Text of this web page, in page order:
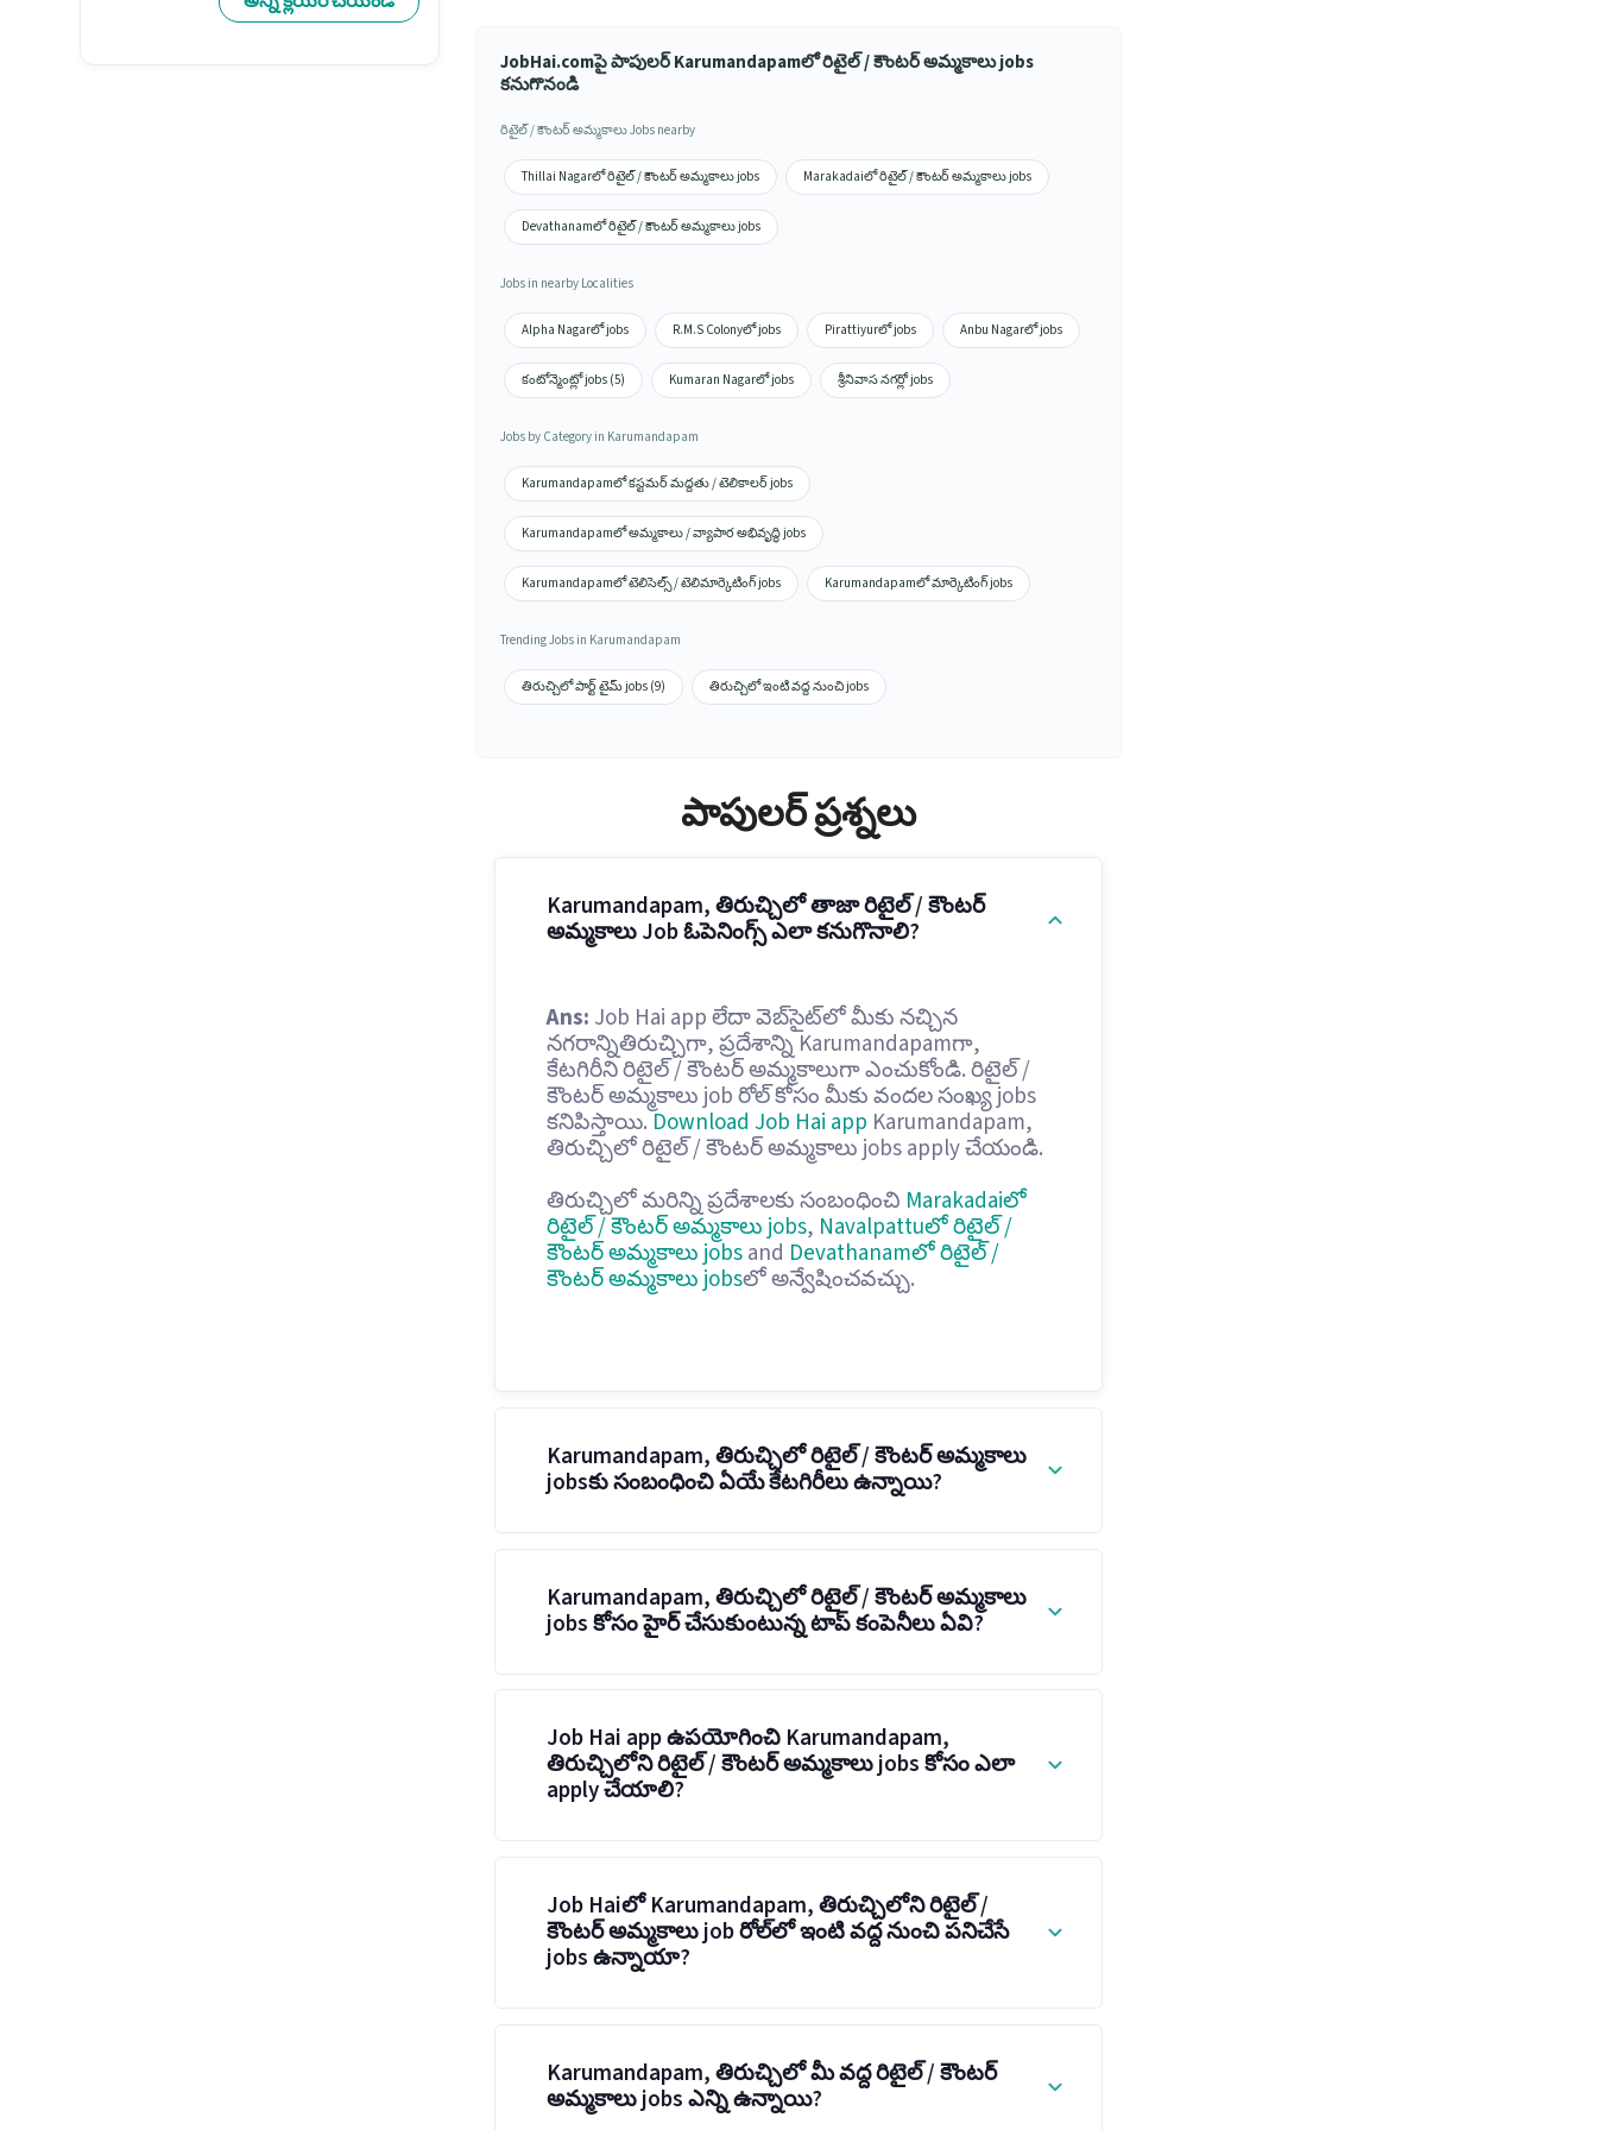
JobHai.comపై పాపులర్ Karumandapamలో రిటైల్ / కౌంటర్ అమ్మకాలు jobs
కనుగొనండి
రిటైల్ / కౌంటర్ అమ్మకాలు Jobs nearby
Thillai Nagarలో రిటైల్ / కౌంటర్ అమ్మకాలు jobs Marakadaiలో రిటైల్ / కౌంటర్ అమ్మకాలు jobs
Devathanamలో రిటైల్ / కౌంటర్ అమ్మకాలు jobs
Jobs in nearby Localities
Alpha Nagarలో jobs R.M.S Colonyలో jobs Pirattiyurలో jobs Anbu Nagarలో jobs
కంటోన్మెంట్లో jobs (5) Kumaran Nagarలో jobs శ్రీనివాస నగర్లో jobs
Jobs by Category in Karumandapam
Karumandapamలో కస్టమర్ మద్దతు / టెలికాలర్ jobs
Karumandapamలో అమ్మకాలు / వ్యాపార అభివృద్ధి jobs
Karumandapamలో టెలిసెల్స్ / టెలిమార్కెటింగ్ jobs Karumandapamలో మార్కెటింగ్ jobs
Trending Jobs in Karumandapam
తిరుచ్చిలో పార్ట్ టైమ్ jobs (9) తిరుచ్చిలో ఇంటి వద్ద నుంచి jobs
పాపులర్ ప్రశ్నలు
Karumandapam, తిరుచ్చిలో తాజా రిటైల్ / కౌంటర్
అమ్మకాలు Job ఓపెనింగ్స్ ఎలా కనుగొనాలి?
Ans: Job Hai app లేదా వెబ్‌సైట్‌లో మీకు నచ్చిన
నగరాన్నితిరుచ్చిగా, ప్రదేశాన్ని Karumandapamగా,
కేటగిరీని రిటైల్ / కౌంటర్ అమ్మకాలుగా ఎంచుకోండి. రిటైల్ /
కౌంటర్ అమ్మకాలు job రోల్ కోసం మీకు వందల సంఖ్య jobs
కనిపిస్తాయి. Download Job Hai app Karumandapam,
తిరుచ్చిలో రిటైల్ / కౌంటర్ అమ్మకాలు jobs apply చేయండి.
తిరుచ్చిలో మరిన్ని ప్రదేశాలకు సంబంధించి Marakadaiలో
రిటైల్ / కౌంటర్ అమ్మకాలు jobs, Navalpattuలో రిటైల్ /
కౌంటర్ అమ్మకాలు jobsand Devathanamలో రిటైల్ /
కౌంటర్ అమ్మకాలు jobsలో అన్వేషించవచ్చు.
Karumandapam, తిరుచ్చిలో రిటైల్ / కౌంటర్ అమ్మకాలు
jobsకు సంబంధించి ఏయే కేటగిరీలు ఉన్నాయి?
Karumandapam, తిరుచ్చిలో రిటైల్ / కౌంటర్ అమ్మకాలు
jobs కోసం హైర్ చేసుకుంటున్న టాప్ కంపెనీలు ఏవి?
Job Hai app ఉపయోగించి Karumandapam,
తిరుచ్చిలోని రిటైల్ / కౌంటర్ అమ్మకాలు jobs కోసం ఎలా
apply చేయాలి?
Job Haiలో Karumandapam, తిరుచ్చిలోని రిటైల్ /
కౌంటర్ అమ్మకాలు job రోల్‌లో ఇంటి వద్ద నుంచి పనిచేసే
jobs ఉన్నాయా?
Karumandapam, తిరుచ్చిలో మీ వద్ద రిటైల్ / కౌంటర్
అమ్మకాలు jobs ఎన్ని ఉన్నాయి?